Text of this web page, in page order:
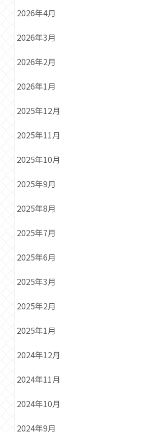
2026年4月
2026年3月
2026年2月
2026年1月
2025年12月
2025年11月
2025年10月
2025年9月
2025年8月
2025年7月
2025年6月
2025年3月
2025年2月
2025年1月
2024年12月
2024年11月
2024年10月
2024年9月